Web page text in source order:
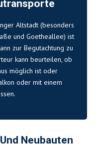
Altstadt (besonders
und Goetheallee) ist
zur Begutachtung zu
kann beurteilen, ob
möglich ist oder
oder mit einem
Neubauten